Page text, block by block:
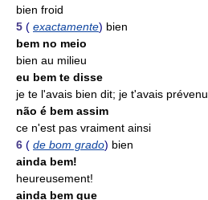
bien froid
5 ( exactamente) bien
bem no meio
bien au milieu
eu bem te disse
je te l'avais bien dit; je t'avais prévenu
não é bem assim
ce n'est pas vraiment ainsi
6 ( de bom grado) bien
ainda bem!
heureusement!
ainda bem que